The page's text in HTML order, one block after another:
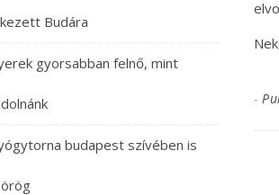
Budára
gyorsabban felnő, mint
budapest szívében is
-